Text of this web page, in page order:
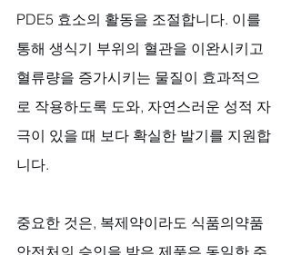
PDE5 효소의 활동을 조절합니다. 이를
통해 생식기 부위의 혈관을 이완시키고
혈류량을 증가시키는 물질이 효과적으
로 작용하도록 도와, 자연스러운 성적 자
극이 있을 때 보다 확실한 발기를 지원합
니다.
중요한 것은, 복제약이라도 식품의약품
안전처의 승인을 받은 제품은 동일한 주